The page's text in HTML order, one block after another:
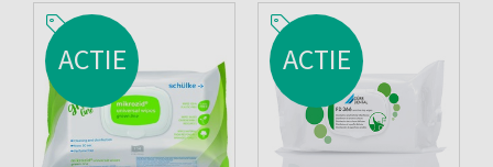
ACTIE ACTIE